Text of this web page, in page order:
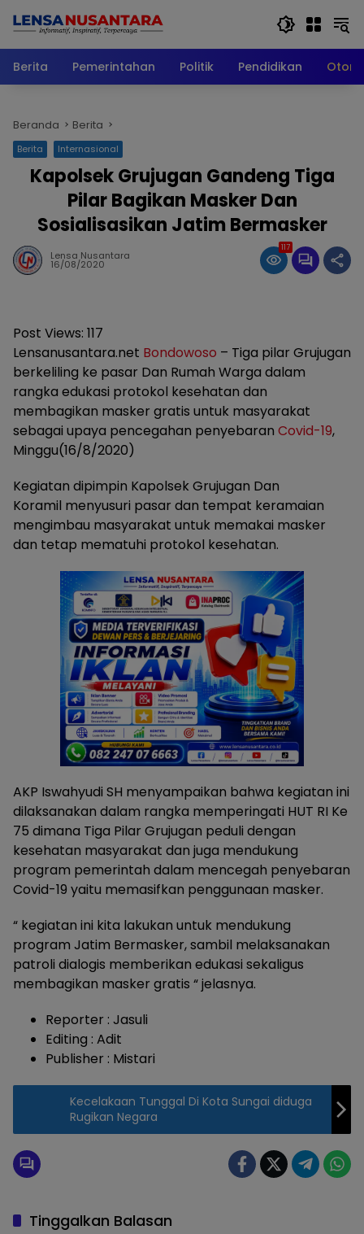
Berita
Pemerintahan Politik Pendidikan
Beranda Berita
Berita Internasional
Kapolsek Grujugan Gandeng Tiga
Pilar Bagikan Masker Dan
Sosialisasikan Jatim Bermasker
Lensa Nusantara
16/08/2020
117
Post Views: 117
Lensanusantara.net Bondowoso – Tiga pilar Grujugan
berkeliling ke pasar Dan Rumah Warga dalam
rangka edukasi protokol kesehatan dan
membagikan masker gratis untuk masyarakat
sebagai upaya pencegahan penyebaran Covid-19,
Minggu(16/8/2020)
Kegiatan dipimpin Kapolsek Grujugan Dan
Koramil menyusuri pasar dan tempat keramaian
mengimbau masyarakat untuk memakai masker
dan tetap mematuhi protokol kesehatan.
AKP Iswahyudi SH menyampaikan bahwa kegiatan ini
dilaksanakan dalam rangka memperingati HUT RI Ke
75 dimana Tiga Pilar Grujugan peduli dengan
kesehatan masyarakat dan juga mendukung
program pemerintah dalam mencegah penyebaran
Covid-19 yaitu memasifkan penggunaan masker.
“ kegiatan ini kita lakukan untuk mendukung
program Jatim Bermasker, sambil melaksanakan
patroli dialogis memberikan edukasi sekaligus
membagikan masker gratis “ jelasnya.
Reporter : Jasuli
Editing : Adit
Publisher : Mistari
Kecelakaan Tunggal Di Kota Sungai diduga
Rugikan Negara
Tinggalkan Balasan